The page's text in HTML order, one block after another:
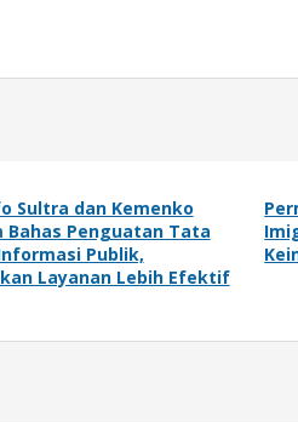
Sultra dan Kemenko
Bahas Penguatan Tata
Publik,
Layanan Lebih Efektif